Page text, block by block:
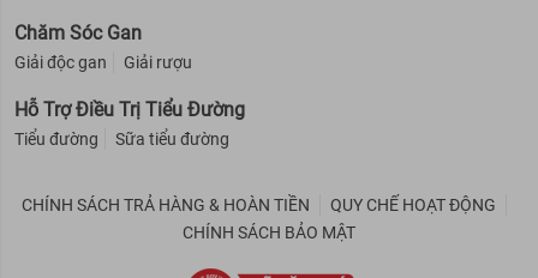
Chăm Sóc Gan
Giải độc gan Giải rượu
Hỗ Trợ Điều Trị Tiểu Đường
Tiểu đường Sữa tiểu đường
CHÍNH SÁCH TRẢ HÀNG & HOÀN TIỀN
QUY CHẾ HOẠT ĐỘNG
CHÍNH SÁCH BẢO MẬT